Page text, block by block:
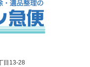
目13-28